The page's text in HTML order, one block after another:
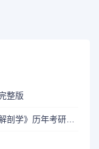
整版
2025年昆明学院045201教学《运动解剖学》历年考研试题